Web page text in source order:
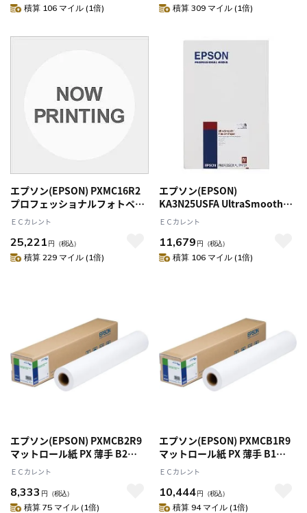
積算 106 マイル (1倍) 積算 309 マイル (1倍)
エプソン(EPSON) PXMC16R2
プロフェッショナルフォトペー
パー 厚手半光沢 ロールタイプ
ＥＣカレント
25,221 円 （税込）
積算 229 マイル (1倍)
エプソン(EPSON)
KA3N25USFA UltraSmooth
Fine Art Paper A3ノビ 25枚
ＥＣカレント
11,679 円 （税込）
積算 106 マイル (1倍)
エプソン(EPSON) PXMCB2R9
マットロール紙 PX 薄手 B2
40m 1本
ＥＣカレント
8,333 円 （税込）
積算 75 マイル (1倍)
エプソン(EPSON) PXMCB1R9
マットロール紙 PX 薄手 B1
40m 1本
ＥＣカレント
10,444円 （税込）
積算 94 マイル (1倍)